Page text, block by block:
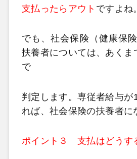
支払ったら アウト ですよね。
でも、社会保険（健康保
扶養者については、あくま
で
判定します。専従者給与が
れば、社会保険の扶養者に
ポイント３ 支払はどうす